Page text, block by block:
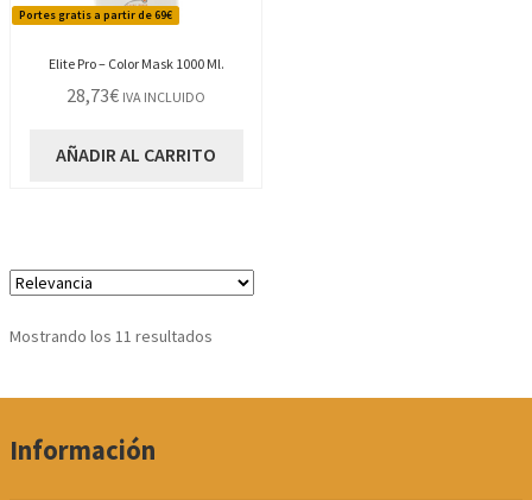
Portes gratis a partir de 69€
Elite Pro – Color Mask 1000 Ml.
28,73€ IVA INCLUIDO
AÑADIR AL CARRITO
Mostrando los 11 resultados
Información